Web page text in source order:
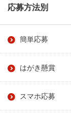
応募方法別
簡単応募
はがき懸賞
スマホ応募